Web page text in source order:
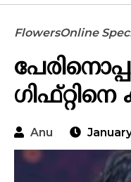
FlowersOnline
Anu